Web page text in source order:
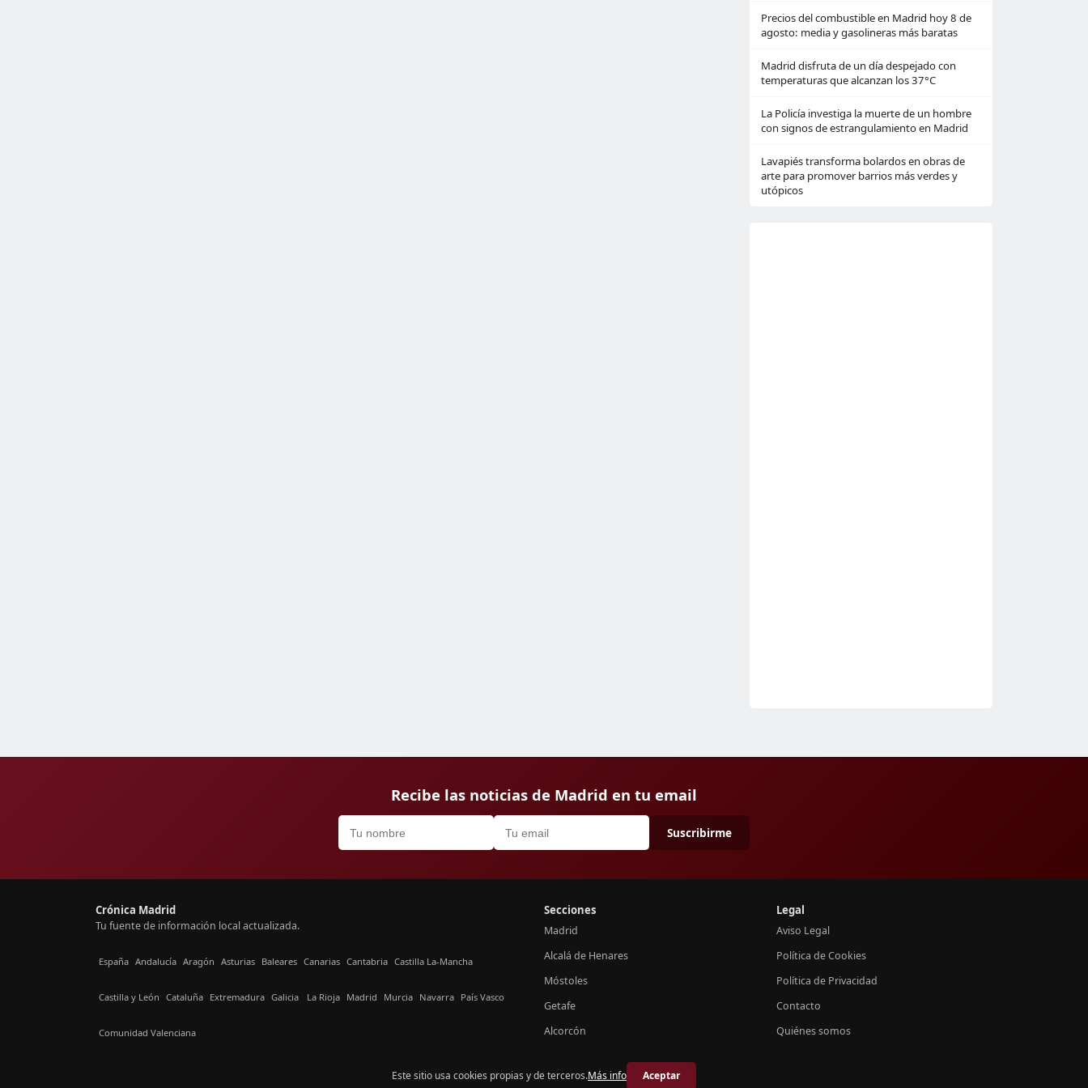
Precios del combustible en Madrid hoy 8 de
agosto: media y gasolineras más baratas
Madrid disfruta de un día despejado con
temperaturas que alcanzan los 37°C
La Policía investiga la muerte de un hombre
con signos de estrangulamiento en Madrid
Lavapiés transforma bolardos en obras de
arte para promover barrios más verdes y
utópicos
Recibe las noticias de Madrid en tu email
Suscribirme
Crónica Madrid
Tu fuente de información local actualizada.
España Andalucía Aragón Asturias Baleares Canarias Cantabria Castilla La-Mancha
Castilla y León Cataluña Extremadura Galicia La Rioja Madrid Murcia Navarra País Vasco
Comunidad Valenciana
Secciones
Madrid
Alcalá de Henares
Móstoles
Getafe
Alcorcón
Legal
Aviso Legal
Política de Cookies
Política de Privacidad
Contacto
Quiénes somos
© 2026 Crónica Madrid
Este sitio usa cookies propias y de terceros.Más info Aceptar